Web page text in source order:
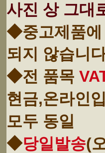
사진 상 그대
◆중고제품에
되지 않습니
◆전 품목
현금,온라인
모두 동일
◆당일발송(